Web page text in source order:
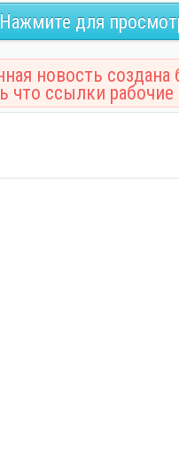
Нажмите для
новость создана
что ссылки рабочие